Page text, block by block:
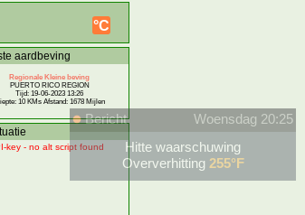
°C
aardbeving
Regionale Kleine beving
PUERTO RICO REGION
Tijd: 19-06-2023 13:26
10 KMs Afstand: 1678 Mijlen
key - no alt script found
Bericht
Woensdag 20:25
Hitte waarschuwing
Oververhitting 255°F